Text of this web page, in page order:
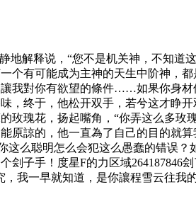
地解释说，“您不是机关神，不知
个有可能成为主神的天生中阶神，
我對你有欲望的條件……如果你身
，终于，他松开双手，若兮这才睁开
玫瑰花，扬起嘴角，“你弄这么多
原諒的，他一直為了自己的目的就算
么聪明怎么会犯这么愚蠢的错误
刽子手！ 度星F的力区域264187846刽
，我一早就知道，是你讓程雪云往